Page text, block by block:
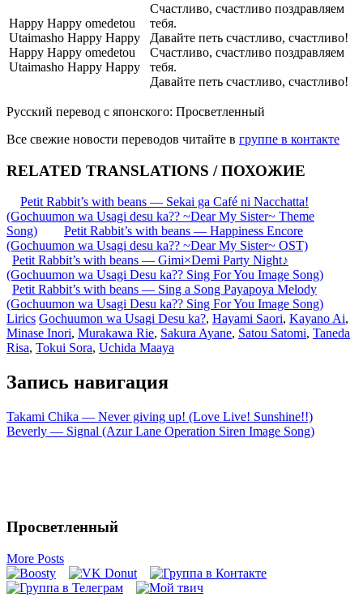
Happy Happy omedetou
Utaimasho Happy Happy
Happy Happy omedetou
Utaimasho Happy Happy
Счастливо, счастливо поздравляем
тебя.
Давайте петь счастливо, счастливо!
Счастливо, счастливо поздравляем
тебя.
Давайте петь счастливо, счастливо!
Русский перевод с японского: Просветленный
Все свежие новости переводов читайте в группе в контакте
RELATED TRANSLATIONS / ПОХОЖИЕ
Petit Rabbit’s with beans — Sekai ga Café ni Nacchatta!
(Gochuumon wa Usagi desu ka?? ~Dear My Sister~ Theme
Song)
Petit Rabbit’s with beans — Happiness Encore
(Gochuumon wa Usagi desu ka?? ~Dear My Sister~ OST)
Petit Rabbit’s with beans — Gimi×Demi Party Night♪
(Gochuumon wa Usagi Desu ka?? Sing For You Image Song)
Petit Rabbit’s with beans — Sing a Song Payapoya Melody
(Gochuumon wa Usagi Desu ka?? Sing For You Image Song)
Lirics Gochuumon wa Usagi Desu ka?, Hayami Saori, Kayano Ai,
Minase Inori, Murakawa Rie, Sakura Ayane, Satou Satomi, Taneda
Risa, Tokui Sora, Uchida Maaya
Запись навигация
Takami Chika — Never giving up! (Love Live! Sunshine!!)
Beverly — Signal (Azur Lane Operation Siren Image Song)
Просветленный
More Posts